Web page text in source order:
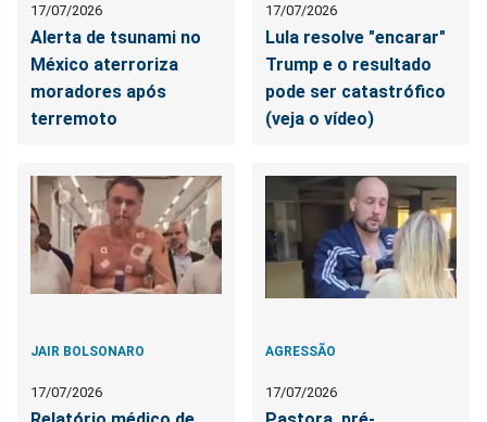
17/07/2026
Alerta de tsunami no
México aterroriza
moradores após
terremoto
17/07/2026
Lula resolve "encarar"
Trump e o resultado
pode ser catastrófico
(veja o vídeo)
JAIR BOLSONARO
17/07/2026
AGRESSÃO
17/07/2026